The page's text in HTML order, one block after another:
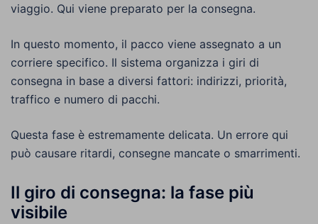
viaggio. Qui viene preparato per la consegna.
In questo momento, il pacco viene assegnato a un
corriere specifico. Il sistema organizza i giri di
consegna in base a diversi fattori: indirizzi, priorità,
traffico e numero di pacchi.
Questa fase è estremamente delicata. Un errore qui
può causare ritardi, consegne mancate o smarrimenti.
Il giro di consegna: la fase più
visibile